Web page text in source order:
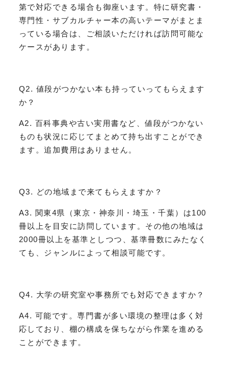
第で対応できる場合も御座います。特に研究書・
専門性・サブカルチャー本の高いテーマがまとま
っている場合は、ご相談いただければ訪問可能な
ケースがあります。
Q2. 値段がつかない本も持っていってもらえます
か？
A2. 百科事典や古い実用書など、値段がつかない
ものも状況に応じてまとめて持ち出すことができ
ます。追加費用はありません。
Q3. どの地域まで来てもらえますか？
A3. 関東4県（東京・神奈川・埼玉・千葉）は100
冊以上を目安に訪問しています。その他の地域は
2000冊以上を基準としつつ、基準冊数にみたなく
ても、ジャンルによって相談可能です。
Q4. 大学の研究室や事務所でも対応できますか？
A4. 可能です。専門書が多い環境の整理は多く対
応しており、棚の構成を保ちながら作業を進める
ことができます。